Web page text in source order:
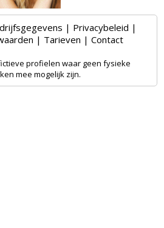
| Privacybeleid |
| Tarieven | Contact
profielen waar geen fysieke
mee mogelijk zijn.